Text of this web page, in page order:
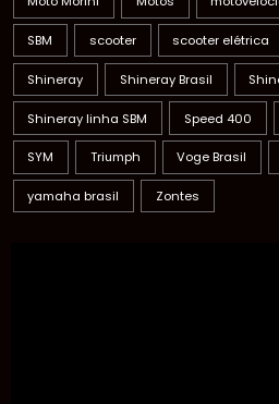
SBM scooter scooter elétrica
Shineray Shineray Brasil
Shineray linha SBM Speed 400
SYM Triumph Voge Brasil
yamaha brasil Zontes